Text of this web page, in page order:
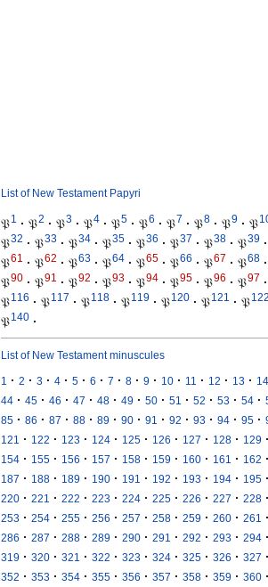
List of New Testament Papyri
𝔓1 · 𝔓2 · 𝔓3 · 𝔓4 · 𝔓5 · 𝔓6 · 𝔓7 · 𝔓8 · 𝔓9 · 𝔓
𝔓32 · 𝔓33 · 𝔓34 · 𝔓35 · 𝔓36 · 𝔓37 · 𝔓38 · 𝔓39 ·
𝔓61 · 𝔓62 · 𝔓63 · 𝔓64 · 𝔓65 · 𝔓66 · 𝔓67 · 𝔓68 ·
𝔓90 · 𝔓91 · 𝔓92 · 𝔓93 · 𝔓94 · 𝔓95 · 𝔓96 · 𝔓97 ·
𝔓116 · 𝔓117 · 𝔓118 · 𝔓119 · 𝔓120 · 𝔓121 · 𝔓122
𝔓140 ·
List of New Testament minuscules
1 · 2 · 3 · 4 · 5 · 6 · 7 · 8 · 9 · 10 · 11 · 12 · 13 · 14
44 · 45 · 46 · 47 · 48 · 49 · 50 · 51 · 52 · 53 · 54 ·
85 · 86 · 87 · 88 · 89 · 90 · 91 · 92 · 93 · 94 · 95 ·
121 · 122 · 123 · 124 · 125 · 126 · 127 · 128 · 129 ·
154 · 155 · 156 · 157 · 158 · 159 · 160 · 161 · 162 ·
187 · 188 · 189 · 190 · 191 · 192 · 193 · 194 · 195 ·
220 · 221 · 222 · 223 · 224 · 225 · 226 · 227 · 228 ·
253 · 254 · 255 · 256 · 257 · 258 · 259 · 260 · 261 ·
286 · 287 · 288 · 289 · 290 · 291 · 292 · 293 · 294 ·
319 · 320 · 321 · 322 · 323 · 324 · 325 · 326 · 327 ·
352 · 353 · 354 · 355 · 356 · 357 · 358 · 359 · 360 ·